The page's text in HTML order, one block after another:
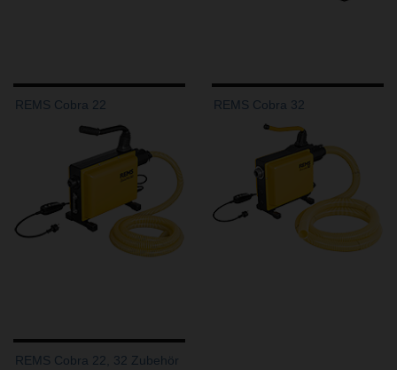
REMS Cobra 22 REMS Cobra 32
REMS Cobra 22, 32 Zubehör